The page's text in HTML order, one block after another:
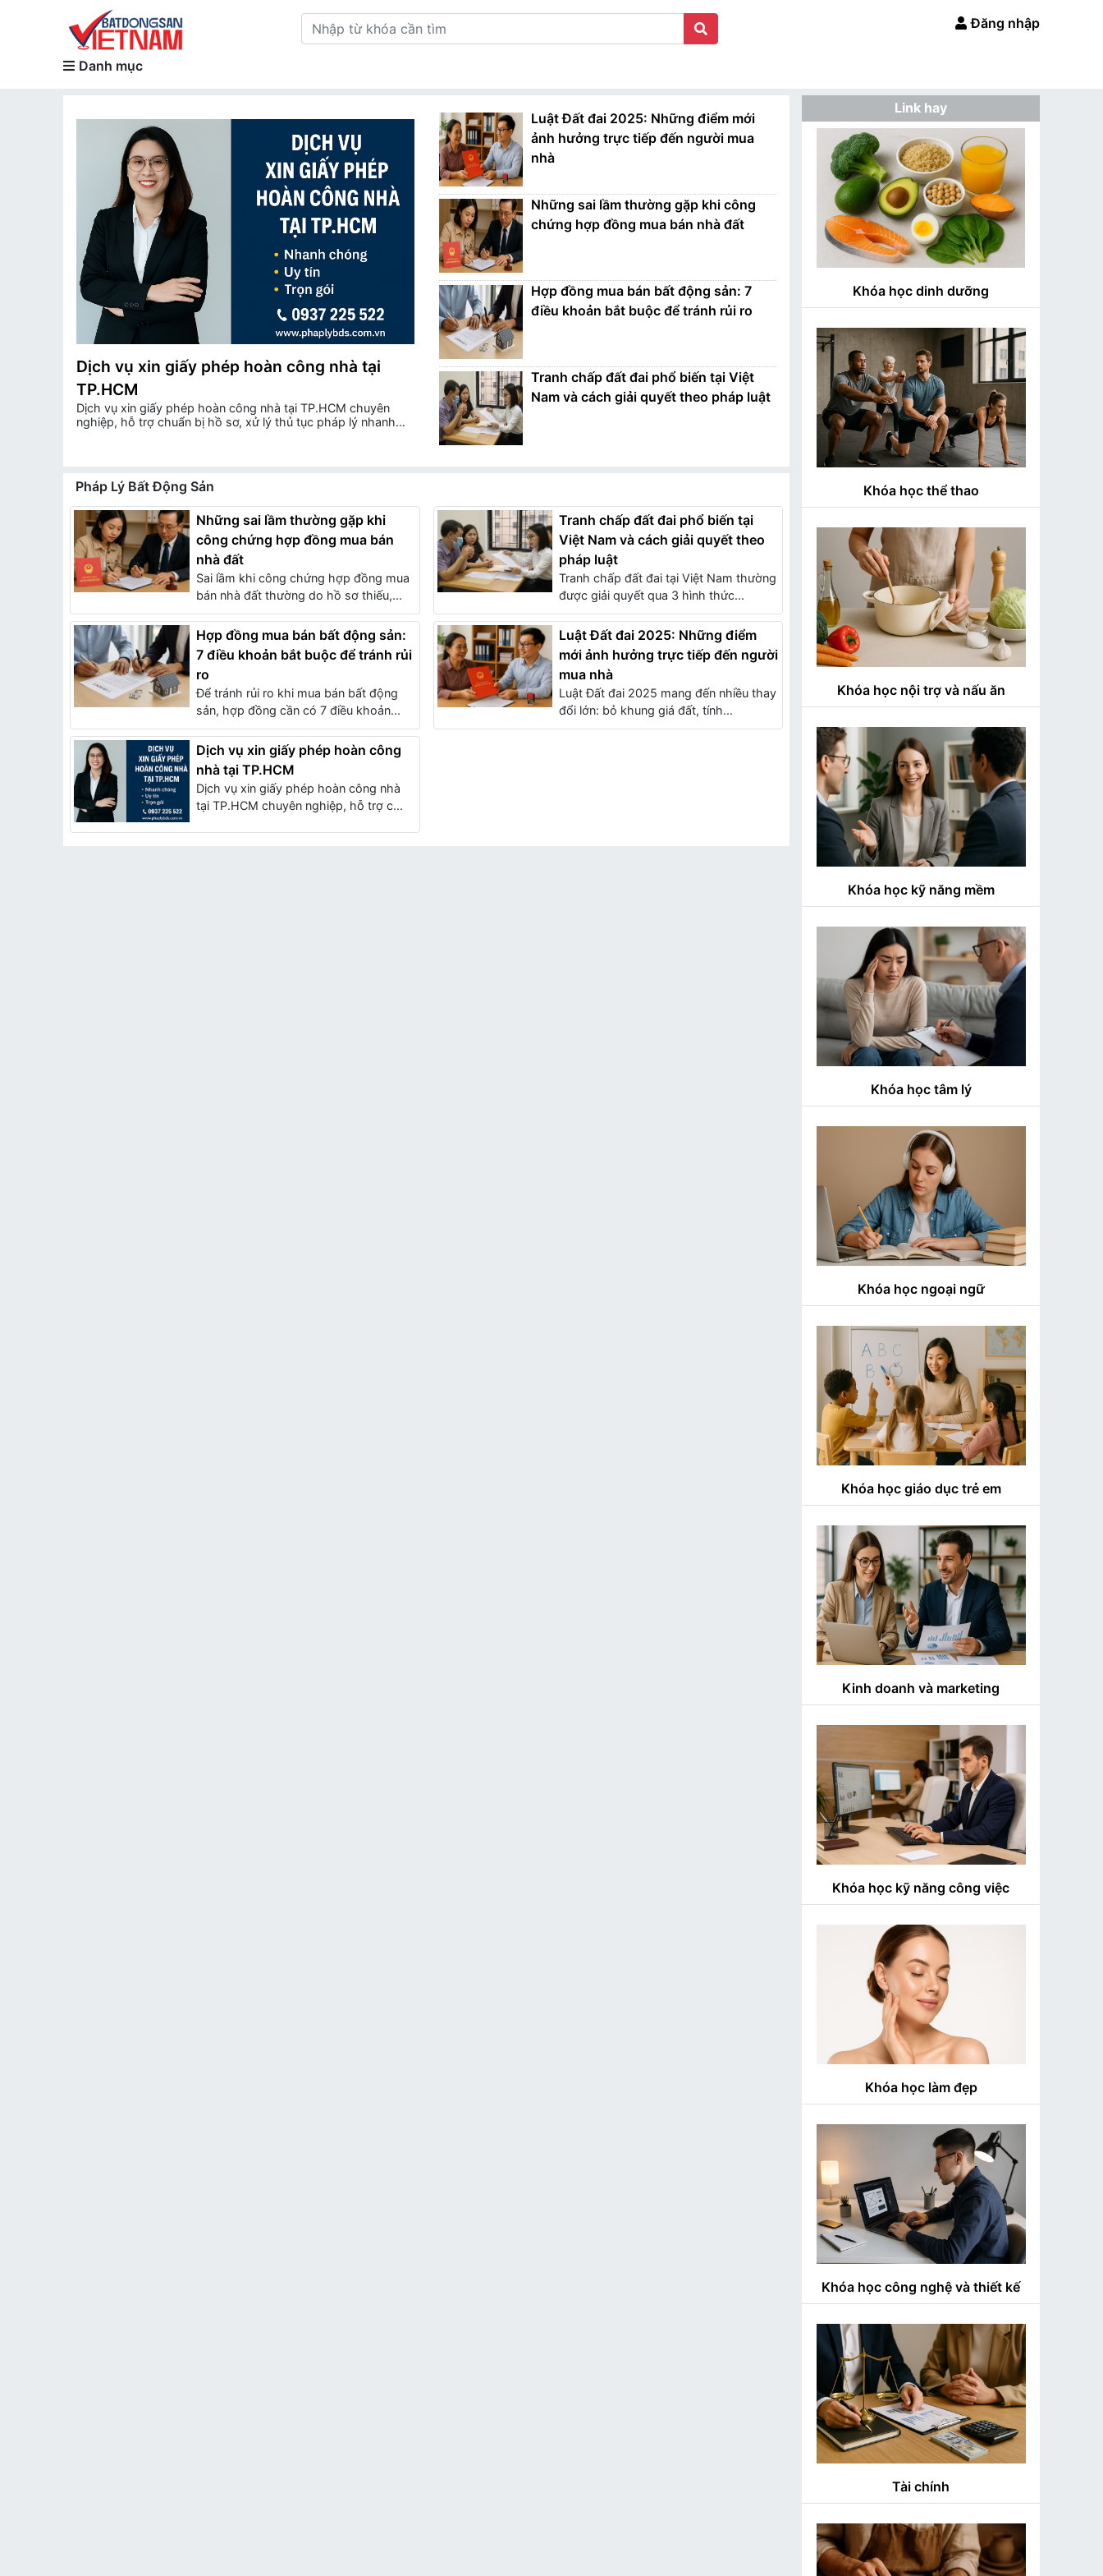
Danh mục
Đăng nhập
Dịch vụ xin giấy phép hoàn công nhà tại
TP.HCM
Dịch vụ xin giấy phép hoàn công nhà tại TP.HCM chuyên
nghiệp, hỗ trợ chuẩn bị hồ sơ, xử lý thủ tục pháp lý nhanh
Luật Đất đai 2025: Những điểm mới
ảnh hưởng trực tiếp đến người mua
nhà
Những sai lầm thường gặp khi công
chứng hợp đồng mua bán nhà đất
Hợp đồng mua bán bất động sản: 7
điều khoản bắt buộc để tránh rủi ro
Tranh chấp đất đai phổ biến tại Việt
Nam và cách giải quyết theo pháp luật
Pháp Lý Bất Động Sản
Những sai lầm thường gặp khi
công chứng hợp đồng mua bán
nhà đất
Sai lầm khi công chứng hợp đồng mua
bán nhà đất thường do hồ sơ thiếu,...
Tranh chấp đất đai phổ biến tại
Việt Nam và cách giải quyết theo
pháp luật
Tranh chấp đất đai tại Việt Nam thường
được giải quyết qua 3 hình thức...
Hợp đồng mua bán bất động sản:
7 điều khoản bắt buộc để tránh rủi
ro
Để tránh rủi ro khi mua bán bất động
sản, hợp đồng cần có 7 điều khoản...
Luật Đất đai 2025: Những điểm
mới ảnh hưởng trực tiếp đến người
mua nhà
Luật Đất đai 2025 mang đến nhiều thay
đổi lớn: bỏ khung giá đất, tính...
Dịch vụ xin giấy phép hoàn công
nhà tại TP.HCM
Dịch vụ xin giấy phép hoàn công nhà
tại TP.HCM chuyên nghiệp, hỗ trợ c...
Link hay
Khóa học dinh dưỡng
Khóa học thể thao
Khóa học nội trợ và nấu ăn
Khóa học kỹ năng mềm
Khóa học tâm lý
Khóa học ngoại ngữ
Khóa học giáo dục trẻ em
Kinh doanh và marketing
Khóa học kỹ năng công việc
Khóa học làm đẹp
Khóa học công nghệ và thiết kế
Tài chính